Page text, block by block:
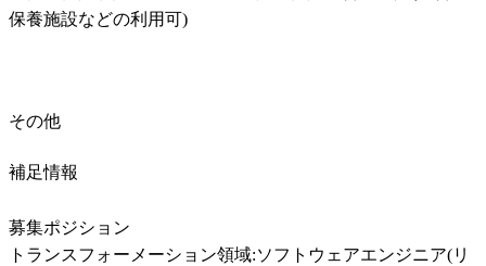
保養施設などの利用可)
その他
補足情報
募集ポジション
トランスフォーメーション領域:ソフトウェアエンジニア(リ